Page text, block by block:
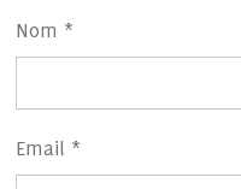
Nom *
Email *